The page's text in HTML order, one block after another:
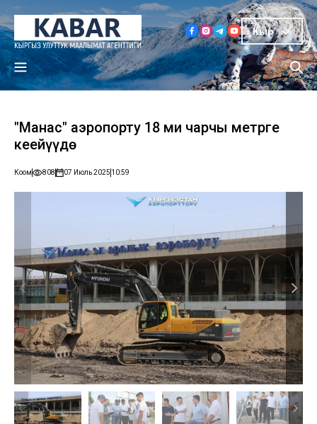
Кыр
"Манас" аэропорту 18 миң чарчы метрге
кеңейүүдө
Коом 808 07 Июль 2025 10:59